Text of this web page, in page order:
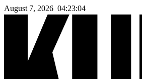
August 7, 2026 04:23:07